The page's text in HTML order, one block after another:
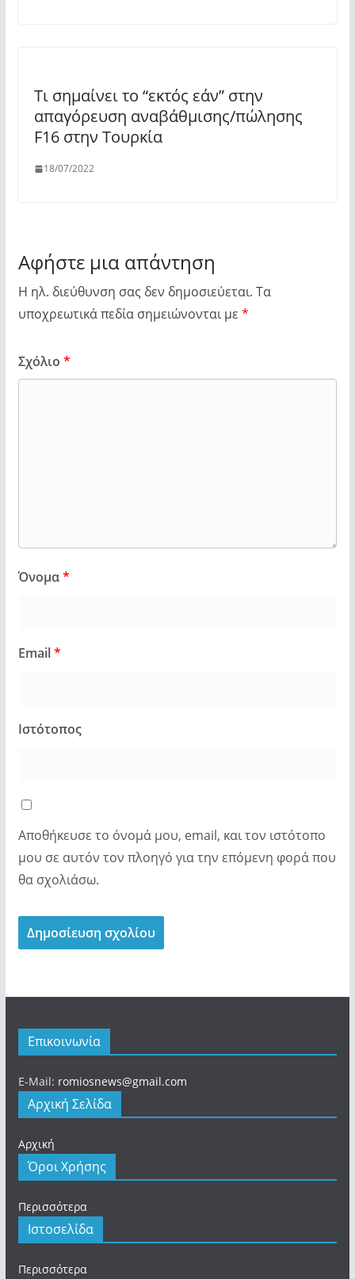
Τι σημαίνει το “εκτός εάν” στην
απαγόρευση αναβάθμισης/πώλησης
F16 στην Τουρκία
18/07/2022
Αφήστε μια απάντηση
Η ηλ. διεύθυνση σας δεν δημοσιεύεται. Τα
υποχρεωτικά πεδία σημειώνονται με *
Σχόλιο *
Όνομα*
Email*
Ιστότοπος
Αποθήκευσε το όνομά μου, email, και τον ιστότοπο
μου σε αυτόν τον πλοηγό για την επόμενη φορά που
θα σχολιάσω.
Επικοινωνία
E-Mail: romiosnews@gmail.com
Αρχική Σελίδα
Αρχική
Όροι Χρήσης
Περισσότερα
Ιστοσελίδα
Περισσότερα